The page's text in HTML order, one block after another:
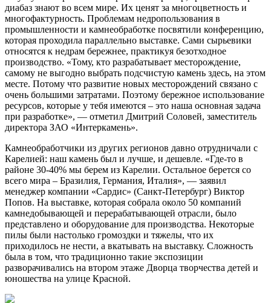
диабаз знают во всем мире. Их ценят за многоцветность и
многофактурность. Проблемам недропользования в
промышленности и камнеобработке посвятили конференцию,
которая проходила параллельно выставке. Сами сырьевики
относятся к недрам бережнее, практикуя безотходное
производство. «Тому, кто разрабатывает месторождение,
самому не выгодно выбрать подсчистую камень здесь, на этом
месте. Потому что развитие новых месторождений связано с
очень большими затратами. Поэтому бережное использование
ресурсов, которые у тебя имеются – это наша основная задача
при разработке», — отметил Дмитрий Соловей, заместитель
директора ЗАО «Интеркамень».
Камнеобработчики из других регионов давно отрудничали с
Карелией: наш камень был и лучше, и дешевле. «Где-то в
районе 30-40% мы берем из Карелии. Остальное берется со
всего мира – Бразилия, Германия, Италия», — заявил
менеджер компании «Сардис» (Санкт-Петербург) Виктор
Попов. На выставке, которая собрала около 50 компаний
камнедобывающей и перерабатывающей отрасли, было
представлено и оборудование для производства. Некоторые
пилы были настолько громоздки и тяжелы, что их
приходилось не нести, а вкатывать на выставку. Сложность
была в том, что традиционно такие экспозиции
разворачивались на втором этаже Дворца творчества детей и
юношества на улице Красной.